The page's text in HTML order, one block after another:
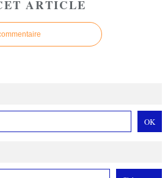
ARTICLE